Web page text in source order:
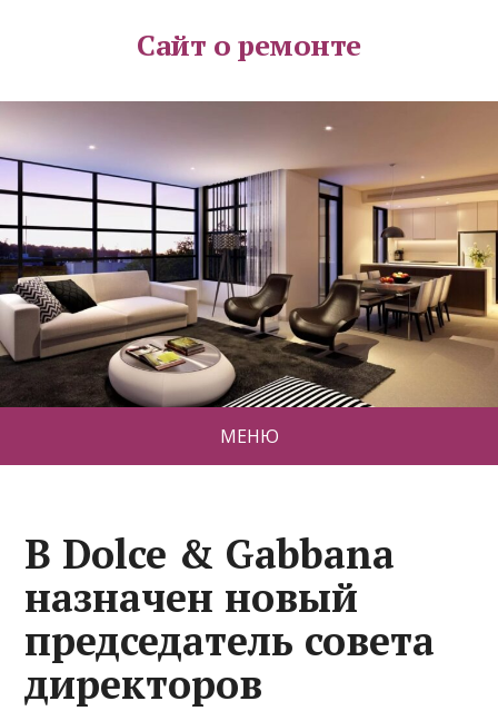
Сайт о ремонте
МЕНЮ
В Dolce & Gabbana
назначен новый
председатель совета
директоров